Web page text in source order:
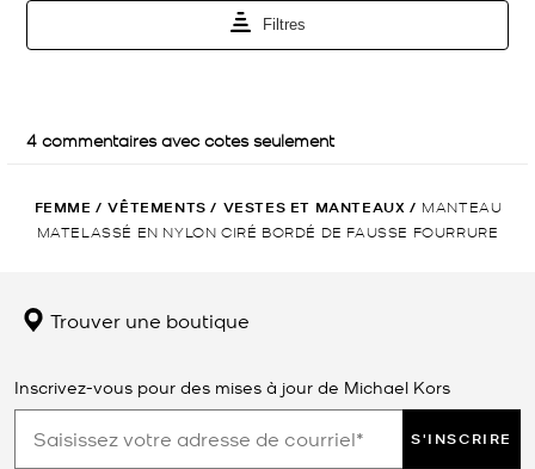
FEMME / VÊTEMENTS / VESTES ET MANTEAUX / MANTEAU
MATELASSÉ EN NYLON CIRÉ BORDÉ DE FAUSSE FOURRURE
Trouver une boutique
Inscrivez-vous pour des mises à jour de Michael Kors
S'INSCRIRE